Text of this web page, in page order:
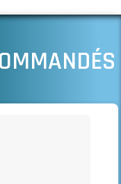
du carrousel à
carrousel